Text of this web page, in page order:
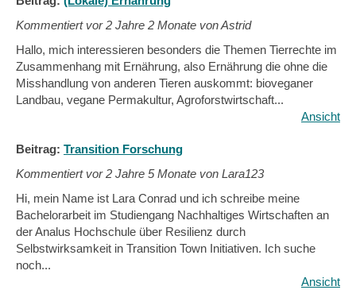
Kommentiert vor2 Jahre 2 Monate von Astrid
Hallo, mich interessieren besonders die Themen Tierrechte im
Zusammenhang mit Ernährung, also Ernährung die ohne die
Misshandlung von anderen Tieren auskommt: bioveganer
Landbau, vegane Permakultur, Agroforstwirtschaft...
Ansicht
Beitrag: Transition Forschung
Kommentiert vor2 Jahre 5 Monate von Lara123
Hi, mein Name ist Lara Conrad und ich schreibe meine
Bachelorarbeit im Studiengang Nachhaltiges Wirtschaften an
der Analus Hochschule über Resilienz durch
Selbstwirksamkeit in Transition Town Initiativen. Ich suche
noch...
Ansicht